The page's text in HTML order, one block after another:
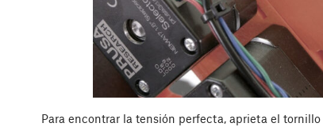
Para encontrar la tensión perfecta, aprieta el